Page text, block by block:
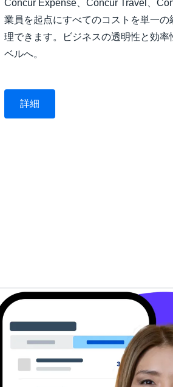
Concur Expense、Concur Travel、
業員を起点にすべてのコストを単一
理できます。ビジネスの透明性と効
ベルへ。
詳細